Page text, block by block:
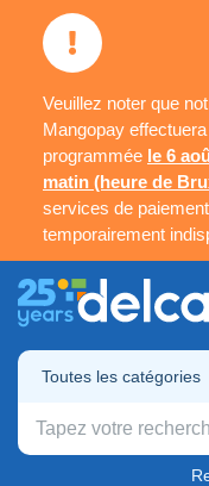
Veuillez noter que
Mangopay
programmée le 6
matin (heure de
services de
temporairement
Toutes les catégories